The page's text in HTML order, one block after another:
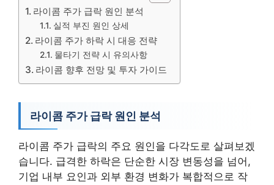
라이콤 주가 급락 원인 분석
실적 부진 원인 상세
라이콤 주가 하락 시 대응 전략
물타기 전략 시 유의사항
라이콤 향후 전망 및 투자 가이드
라이콤 주가 급락 원인 분석
라이콤 주가 급락의 주요 원인을 다각도로 살펴보겠
습니다. 급격한 하락은 단순한 시장 변동성을 넘어,
기업 내부 요인과 외부 환경 변화가 복합적으로 작